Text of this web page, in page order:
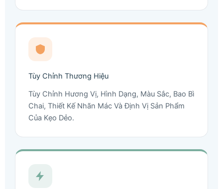
Tùy Chỉnh Thương Hiệu
Tùy Chỉnh Hương Vị, Hình Dạng, Màu Sắc, Bao Bì
Chai, Thiết Kế Nhãn Mác Và Định Vị Sản Phẩm
Của Kẹo Dẻo.